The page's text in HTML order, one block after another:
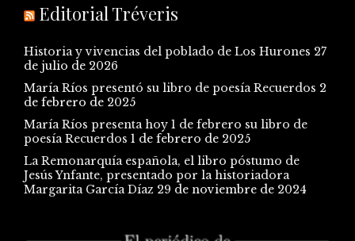
Editorial Tréveris
Historia y vivencias del poblado de Los Hurones 27
de julio de 2026
María Ríos presentó su libro de poesía Recuerdos 2
de febrero de 2025
María Ríos presenta hoy 1 de febrero su libro de
poesía Recuerdos 1 de febrero de 2025
La Remonarquía española, el libro póstumo de
Jesús Ynfante, presentado por la historiadora
Margarita García Díaz 29 de noviembre de 2024